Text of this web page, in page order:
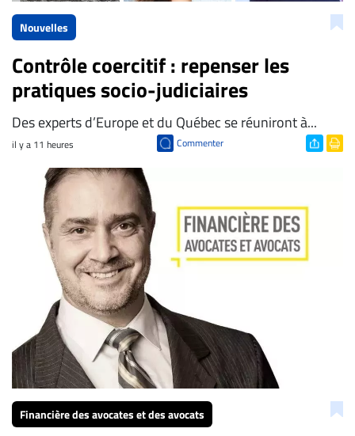
Nouvelles
Contrôle coercitif : repenser les
pratiques socio-judiciaires
Des experts d’Europe et du Québec se réuniront à...
il y a 11 heures Commenter
Financière des avocates et des avocats